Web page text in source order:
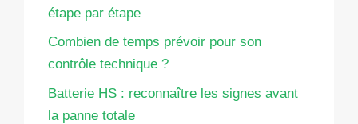
étape par étape
Combien de temps prévoir pour son
contrôle technique ?
Batterie HS : reconnaître les signes avant
la panne totale